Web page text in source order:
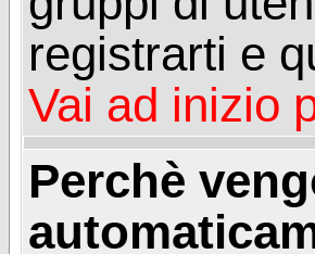
registrarti e
Vai ad inizio
Perchè